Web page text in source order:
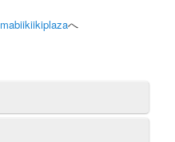
mabiikiikiplazaへ